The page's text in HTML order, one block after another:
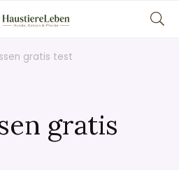
gratis test
gratis